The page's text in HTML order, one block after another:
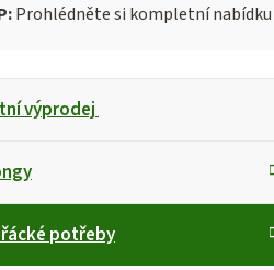
Prohlédněte si kompletní nabídku
výprodej
potřeby